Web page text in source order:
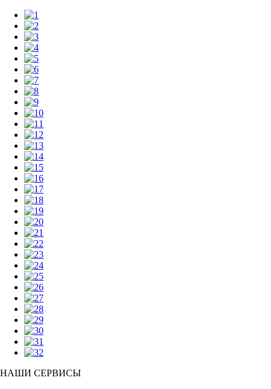
НАШИ СЕРВИСЫ